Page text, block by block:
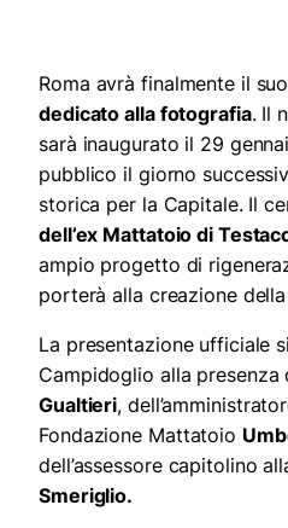
Roma avrà finalmente il suo
dedicato alla fotografia. Il
sarà inaugurato il 29
pubblico il giorno
storica per la Capitale. Il
dell’ex Mattatoio di
ampio progetto di
porterà alla creazione
La presentazione ufficiale
Campidoglio alla presenza
Gualtieri,
Fondazione Mattatoio
dell’assessore capitolino
Smeriglio.